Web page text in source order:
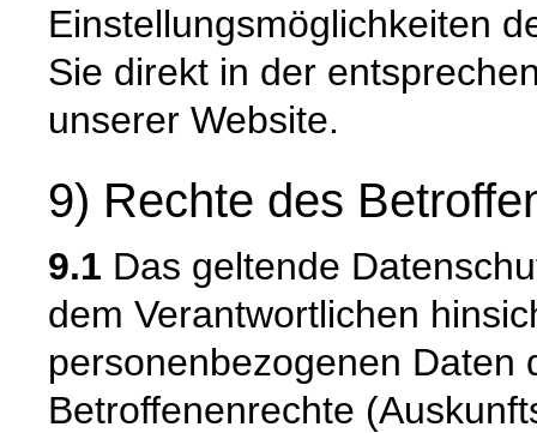
Einstellungsmöglichkeiten
Sie direkt in der
unserer Website.
9) Rechte des
9.1 Das geltende
dem Verantwortlichen
personenbezogenen Daten
Betroffenenrechte